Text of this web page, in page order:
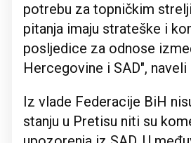
potrebu za topničkim
pitanja imaju strateške i
posljedice za odnose
Hercegovine i SAD", naveli
Iz vlade Federacije BiH
stanju u Pretisu niti su